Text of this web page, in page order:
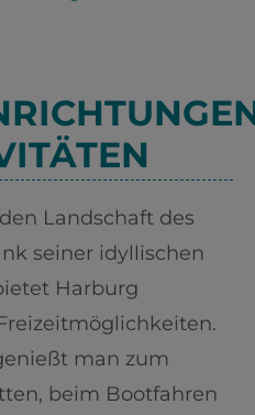
Landschaft des
seiner idyllischen
Harburg
man zum
beim Bootfahren